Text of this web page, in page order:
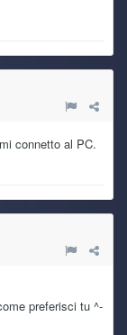
connetto al PC.
preferisci tu ^-